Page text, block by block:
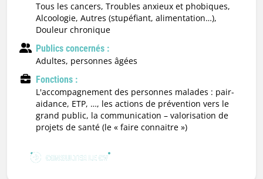
Tous les cancers, Troubles anxieux et phobiques,
Alcoologie, Autres (stupéfiant, alimentation…),
Douleur chronique
Publics concernés :
adultes, personnes âgées
Fonctions :
l'accompagnement des personnes malades : pair-
aidance, ETP, …, les actions de prévention vers le
grand public, la communication – valorisation de
projets de santé (le « faire connaitre »)
CONSULTER LE CV